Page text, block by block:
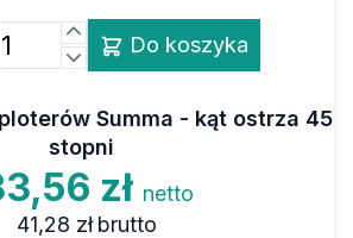
Do koszyka
Summa - kąt ostrza 45
stopni
zł netto
41,28 zł brutto